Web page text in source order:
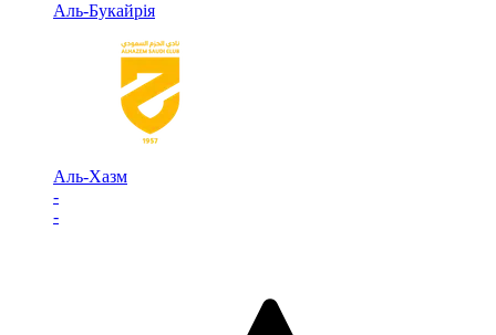
Аль-Букайрія
Аль-Хазм
-
-